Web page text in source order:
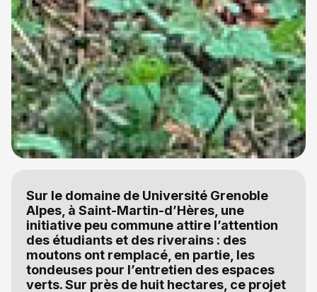
Sur le domaine de Université Grenoble
Alpes, à Saint-Martin-d’Hères, une
initiative peu commune attire l’attention
des étudiants et des riverains : des
moutons ont remplacé, en partie, les
tondeuses pour l’entretien des espaces
verts. Sur près de huit hectares, ce projet